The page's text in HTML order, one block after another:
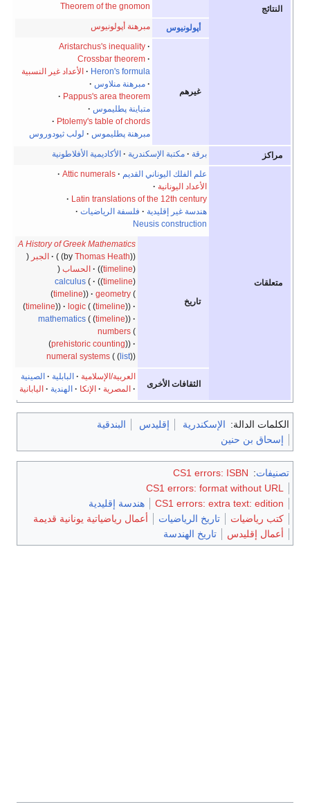
النتائج
Theorem of the gnomon
أپولونيوس مبرهنة أپولونيوس
غيرهم
Aristarchus's inequality
Crossbar theorem
Heron's formula
الأعداد غير النسبية
مبرهنة منلاوس
Pappus's area theorem
متباينة پطليموس
Ptolemy's table of chords
مبرهنة پطليموس
لولب ثيودوروس
مراكز برقة مكتبة الإسكندرية الأكاديمية الأفلاطونية
متعلقات
علم الفلك اليوناني القديم
Attic numerals
الأعداد اليونانية
Latin translations of the 12th century
هندسة غير إقليدية
فلسفة الرياضيات
Neusis construction
تاريخ
A History of Greek Mathematics
by Thomas Heath
الجبر
timeline
الحساب
timeline
calculus
timeline
geometry
timeline
logic
timeline
mathematics
timeline
numbers
prehistoric counting
numeral systems
list
الثقافات الأخرى
العربية/الإسلامية البابلية
الصينية
المصرية
الإنكا الهندية اليابانية
الكلمات الدالة: الإسكندرية إقليدس
البندقية
إسحاق بن حنين
تصنيفات:
CS1 errors: ISBN
CS1 errors: format without URL
CS1 errors: extra text: edition
هندسة إقليدية
كتب رياضيات
تاريخ الرياضيات
أعمال رياضياتية يونانية قديمة
أعمال إقليدس
تاريخ الهندسة